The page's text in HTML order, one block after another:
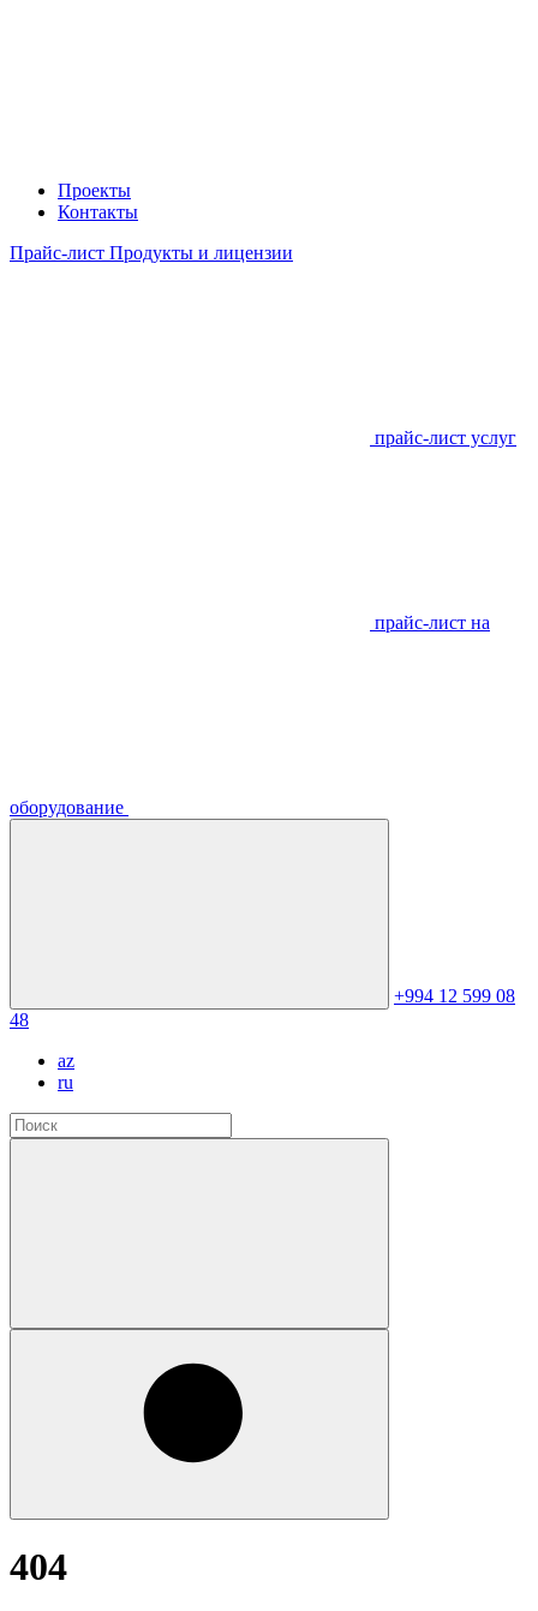
Проекты
Контакты
Прайс-лист Продукты и лицензии
прайс-лист услуг
прайс-лист на
оборудование
+994 12 599 08
48
az
ru
404